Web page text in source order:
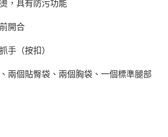
，具有防污功能
開合
手（按扣）
兩個貼臀袋、兩個胸袋、一個標準腿部